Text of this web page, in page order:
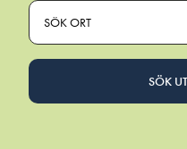
SÖK ORT
SÖK